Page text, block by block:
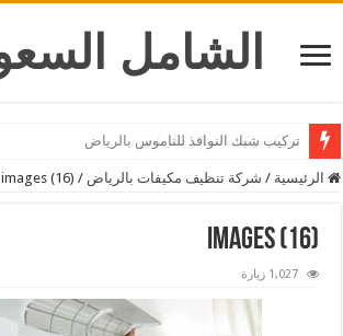
الشامل
شركة تركيب ستائر بالرياض
الرئيسية / شركة تنظيف مكيفات بالرياض /
images (16)
images (16)
1,027 زيارة